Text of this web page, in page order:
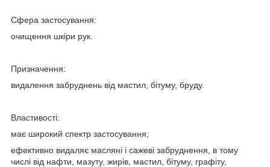
Сфера застосування:
очищення шкіри рук.
Призначення:
видалення забруднень від мастил, бітуму, бруду.
Властивості:
має широкий спектр застосування;
ефективно видаляє масляні і сажеві забруднення, в тому
числі від нафти, мазуту, жирів, мастил, бітуму, графіту,